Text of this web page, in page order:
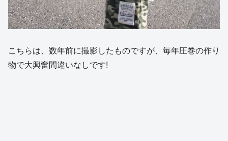
こちらは、数年前に撮影したものですが、毎年圧巻の作り
物で大興奮間違いなしです!